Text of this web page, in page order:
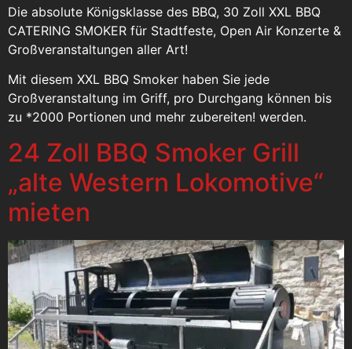
Die absolute Königsklasse des BBQ, 30 Zoll XXL BBQ
CATERING SMOKER für Stadtfeste, Open Air Konzerte &
Großveranstaltungen aller Art!
Mit diesem XXL BBQ Smoker haben Sie jede
Großveranstaltung im Griff, pro Durchgang können bis
zu *2000 Portionen und mehr zubereiten! werden.
24 Zoll BBQ Smoker Grill
„alte Western Lokomotive“
mieten